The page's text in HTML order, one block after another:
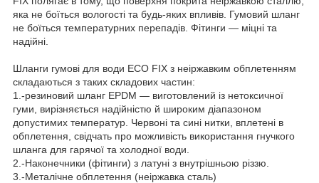
яка не боїться вологості та будь-яких впливів. Гумовий шланг
не боїться температурних перепадів. Фітинги — міцні та
надійні.
Шланги гумові для води ECO FIX з неіржавким обплетенням
складаються з таких складових частин:
1.-резиновий шланг EPDM — виготовлений із нетоксичної
гуми, вирізняється надійністю й широким діапазоном
допустимих температур. Червоні та сині нитки, вплетені в
обплетення, свідчать про можливість використання гнучкого
шланга для гарячої та холодної води.
2.-Наконечники (фітинги) з латуні з внутрішньою різзю.
3.-Металічне обплетення (неіржавка сталь)